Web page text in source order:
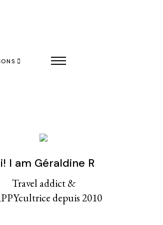
I am Géraldine R
Travel addict &
depuis 2010